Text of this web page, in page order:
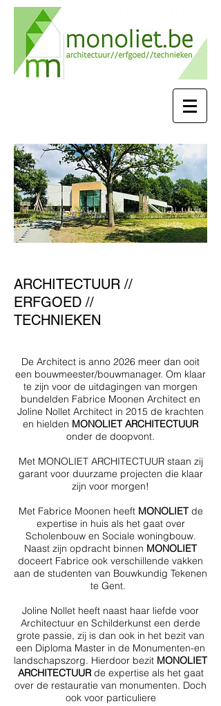
ARCHITECTUUR //
ERFGOED //
TECHNIEKEN
De Architect is anno 2026 meer dan ooit
een bouwmeester/bouwmanager. Om klaar
te zijn voor de uitdagingen van morgen
bundelden Fabrice Moonen Architect en
Joline Nollet Architect in 2015 de krachten
en hielden MONOLIET ARCHITECTUUR
onder de doopvont.
Met MONOLIET ARCHITECTUUR staan zij
garant voor duurzame projecten die klaar
zijn voor morgen!
Met Fabrice Moonen heeft MONOLIET de
expertise in huis als het gaat over
Scholenbouw en Sociale woningbouw.
Naast zijn opdracht binnen MONOLIET
doceert Fabrice ook verschillende vakken
aan de studenten van Bouwkundig Tekenen
te Gent.
Joline Nollet heeft naast haar liefde voor
Architectuur en Schilderkunst een derde
grote passie, zij is dan ook in het bezit van
een Diploma Master in de Monumenten-en
landschapszorg. Hierdoor bezit MONOLIET
ARCHITECTUURde expertise als het gaat
over de restauratie van monumenten. Doch
ook voor particuliere